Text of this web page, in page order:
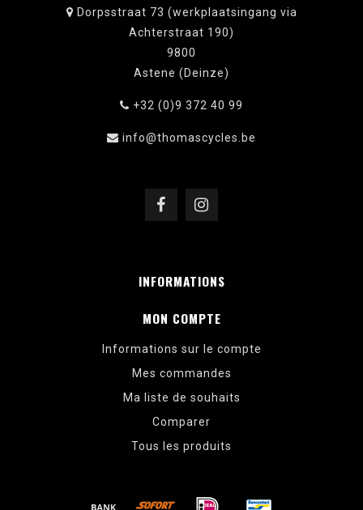
Dorpsstraat 73 (werkplaatsingang via
Achterstraat 190)
9800
Astene (Deinze)
+32 (0)9 372 40 99
info@thomascycles.be
INFORMATIONS
MON COMPTE
Informations sur le compte
Mes commandes
Ma liste de souhaits
Comparer
Tous les produits